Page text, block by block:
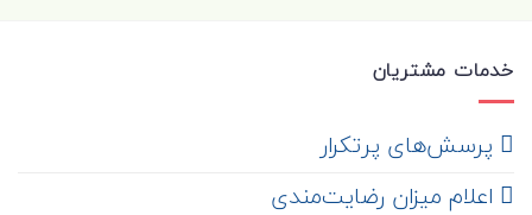
خدمات مشتریان
‌ پرسش‌های پرتکرار
اعلام میزان رضایت‌مندی